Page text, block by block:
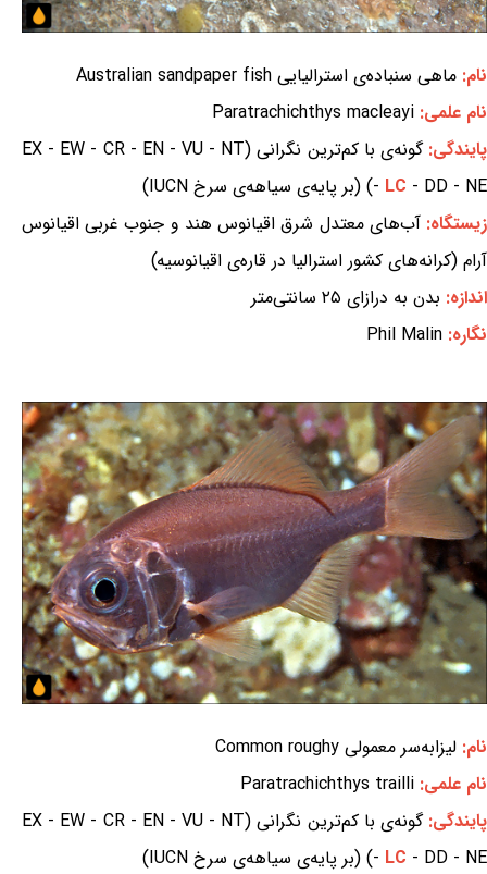
نام: ماهی سنباده‌ی استرالیایی Australian sandpaper fish
نام علمی: Paratrachichthys macleayi
پایندگی:
گونه‌ی با کم‌ترین نگرانی (EX - EW - CR - EN - VU - NT
- LC - DD - NE) (بر پایه‌ی سیاهه‌ی سرخ IUCN)
زیستگاه:آب‌های معتدل شرق اقیانوس هند و جنوب غربی اقیانوس
آرام (کرانه‌های کشور استرالیا در قاره‌ی اقیانوسیه)
اندازه: بدن به درازای ۲۵ سانتی‌متر
نگاره: Phil Malin
نام: لیزابه‌سر معمولی Common roughy
نام علمی: Paratrachichthys trailli
پایندگی:
گونه‌ی با کم‌ترین نگرانی (EX - EW - CR - EN - VU - NT
- LC - DD - NE) (بر پایه‌ی سیاهه‌ی سرخ IUCN)